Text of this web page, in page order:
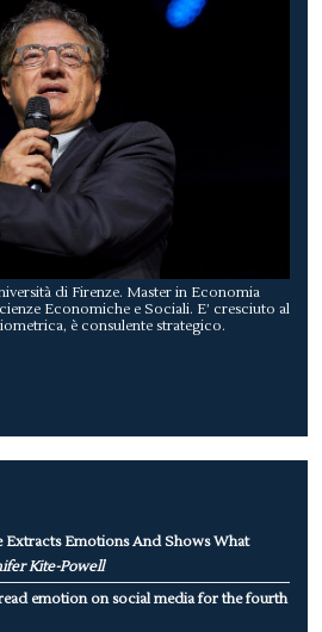
di Firenze. Master in Economia
Economiche e Sociali. E’ cresciuto al
è consulente strategico.
Extracts Emotions And Shows What
Kite-Powell
emotion on social media for the fourth